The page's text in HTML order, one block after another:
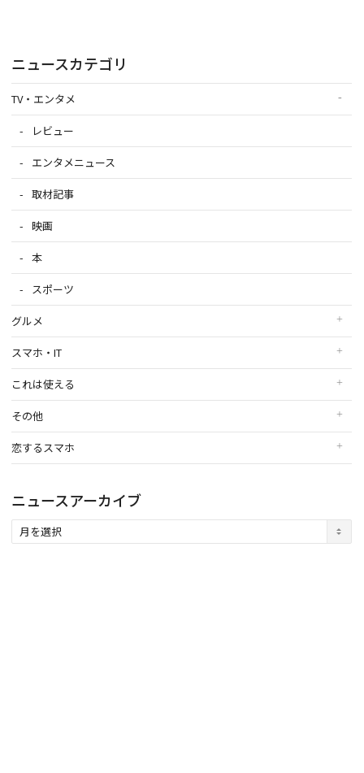
ニュースカテゴリ
TV・エンタメ
レビュー
エンタメニュース
取材記事
映画
本
スポーツ
グルメ
スマホ・IT
これは使える
その他
恋するスマホ
ニュースアーカイブ
ュ